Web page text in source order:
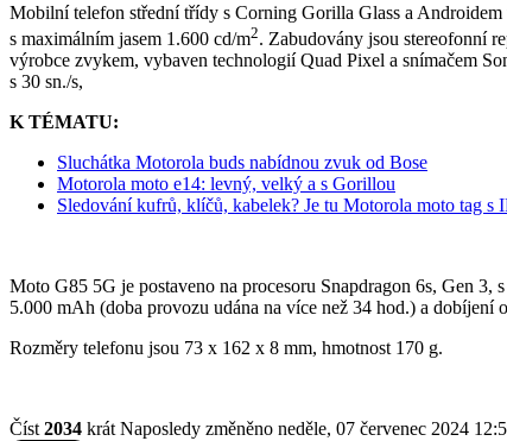
Mobilní telefon střední třídy s Corning Gorilla Glass a
s maximálním jasem 1.600 cd/m2. Zabudovány jsou stereofonní
výrobce zvykem, vybaven technologií Quad Pixel a snímačem
s 30 sn./s,
K TÉMATU:
Sluchátka Motorola buds nabídnou zvuk od Bose
Motorola moto e14: levný, velký a s Gorillou
Sledování kufrů, klíčů, kabelek? Je tu Motorola moto tag s
Moto G85 5G je postaveno na procesoru Snapdragon 6s, Gen
5.000 mAh (doba provozu udána na více než 34 hod.) a
Rozměry telefonu jsou 73 x 162 x 8 mm, hmotnost 170 g.
Číst 2034 krát Naposledy změněno neděle, 07 červenec 2024